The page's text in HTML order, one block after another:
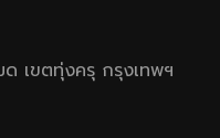
เขตทุ่งครุ กรุงเทพฯ